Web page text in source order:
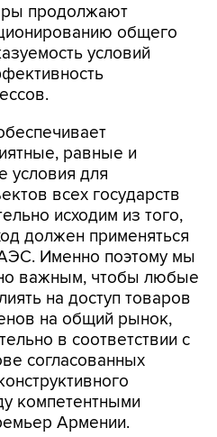
продолжают
общего
условий
равные и
условия для
всех государств
исходим из того,
должен применяться
Именно поэтому мы
важным, чтобы любые
на доступ товаров
на общий рынок,
в соответствии с
согласованных
компетентными
Армении.